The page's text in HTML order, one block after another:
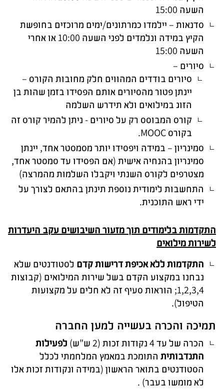
השעה 15:00
סדנאות – יילמדו כמרתונים/ימים מרוכזים בחופשת
הקיץ במידה ונלמדים לפני השעה 10:00 או אחרי
השעה 15:00
סיורים –
סיורים בודדים המהווים חלק מחובות הקורס –
יינתן פטור מהסיורים אותם הפסידו בזמן שהות בן
הזוג במילואים ולא תידרש השלמה
קורס המבוסס רק על סיורים - ניתן להמיר קורס זה
בקורס MOOC.
סמינריון – במידה ויפסידו יותר מסמסטר אחד, יינתן
סמינריון בהנחיה אישית (אם הפסידו עד סמסטר אחד,
מצטרפים לקורס השנתי ויקבלו השלמות מהמרצה)
התחשבות לימודית נוספת תינתן בהתאם לצורך על
ידי ראש התוכנית.
התקדמות בלימודים תוך מזעור השיבושים עקב היעדרות
לשירות מילואים
התקדמות ללא אכיפת דרישות קדם לסטודנטים שלא
נבחנו במקצוע הקדם בשל שירות המילואים (קבוצות
1,2,3,4; הוראות סעיף זה לא חלים על מקצועות
הטיפול).
תמיכה והכרה בעשייה למען החברה
הכרה של עד 4 נקודות זכות (2 ש"ש)
לפעילות
התנדבותית התומכת במאמץ המלחמתי לכלל
הסטודנטים בתואר הראשון (במידה ונקודות זכות אלו
לא מומשו בעבר) .